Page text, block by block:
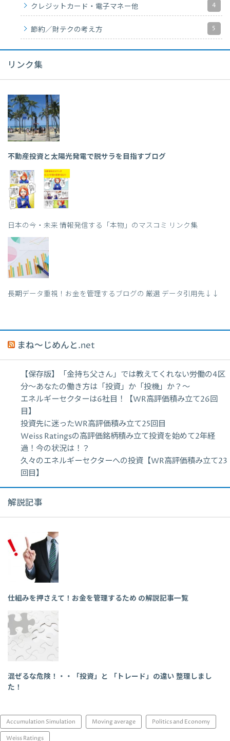
クレジットカード・電子マネー他 4
節約／財テクの考え方 5
リンク集
不動産投資と太陽光発電で脱サラを目指すブログ
日本の今・未来 情報発信する「本物」のマスコミ リンク集
長期データ重視！お金を管理するブログの 厳選 データ引用先↓↓
まね～じめんと.net
【保存版】「金持ち父さん」では教えてくれない労働の4区
分〜あなたの働き方は「投資」か「投機」か？〜
エネルギーセクターは6社目！【WR高評価積み立て26回
目】
投資先に迷ったWR高評価積み立て25回目
Weiss Ratingsの高評価銘柄積み立て投資を始めて2年経
過！今の状況は！？
久々のエネルギーセクターへの投資【WR高評価積み立て23
回目】
解説記事
仕組みを押さえて！お金を管理するため の解説記事一覧
混ぜるな危険！・・「投資」と 「トレード」の違い 整理しまし
た！
Accumulation Simulation Moving average Politics and Economy
Weiss Ratings